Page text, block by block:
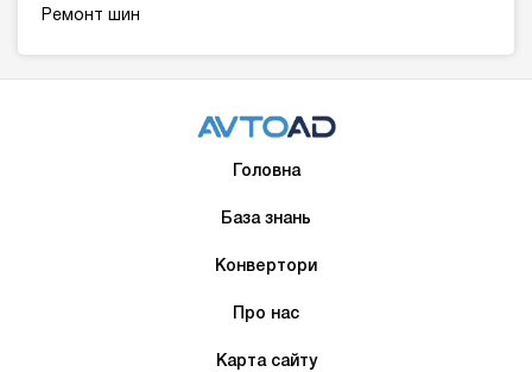
Ремонт шин
Головна
База знань
Конвертори
Про нас
Карта сайту